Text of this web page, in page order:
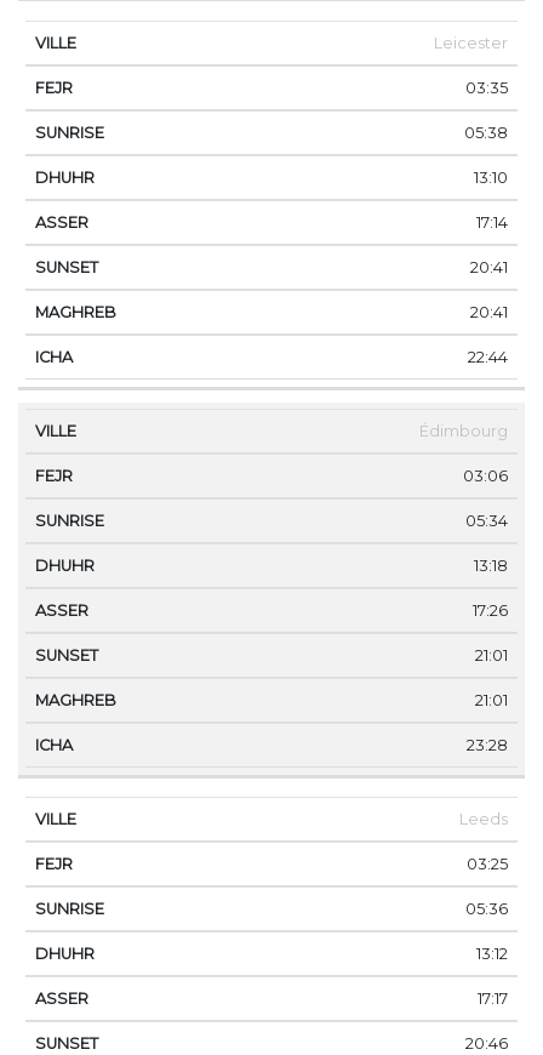
Leicester
03:35
05:38
13:10
17:14
20:41
20:41
22:44
Édimbourg
03:06
05:34
13:18
17:26
21:01
21:01
23:28
Leeds
03:25
05:36
13:12
17:17
20:46